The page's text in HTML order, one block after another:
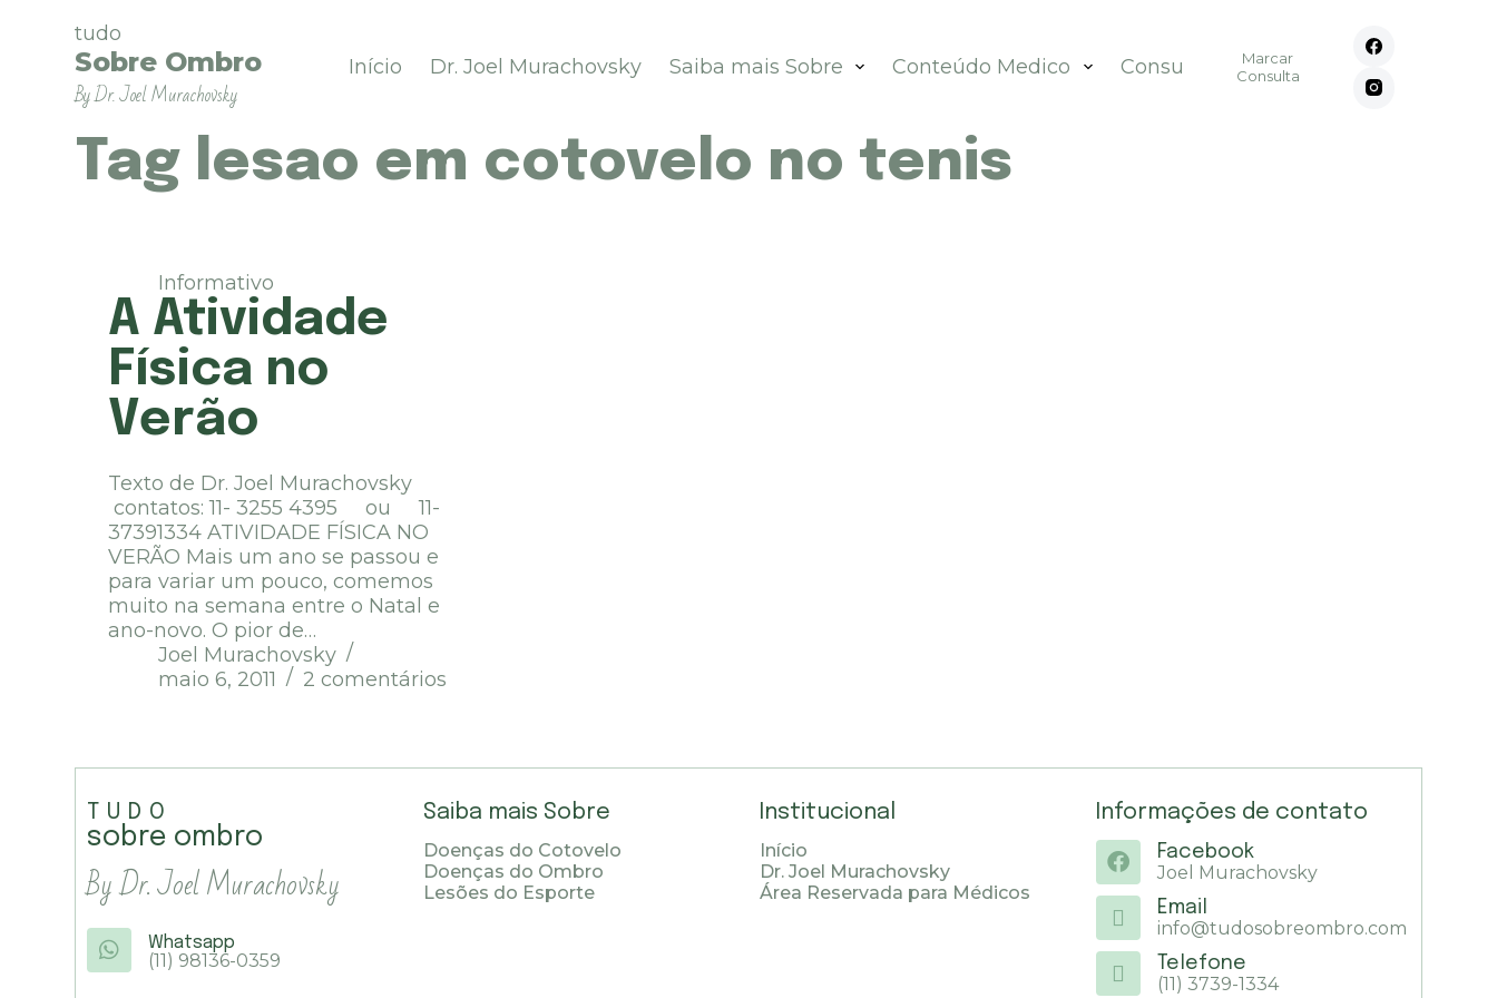
tudo
Sobre Ombro
By Dr. Joel Murachovsky
Início Dr. Joel Murachovsky Saiba mais Sobre Conteúdo Medico Consultórios Contato
Marcar
Consulta
Tag lesao em cotovelo no tenis
Informativo
A Atividade
Física no
Verão
Texto de Dr. Joel Murachovsky
contatos: 11- 3255 4395 ou 11-
37391334 ATIVIDADE FÍSICA NO
VERÃO Mais um ano se passou e
para variar um pouco, comemos
muito na semana entre o Natal e
ano-novo. O pior de…
Joel Murachovsky
maio 6, 2011
2 comentários
TUDO
sobre ombro
By Dr. Joel Murachovsky
Whatsapp
(11) 98136-0359
Saiba mais Sobre
Doenças do Cotovelo
Doenças do Ombro
Lesões do Esporte
Institucional
Início
Dr. Joel Murachovsky
Área Reservada para Médicos
Informações de contato
Facebook
Joel Murachovsky
Email
info@tudosobreombro.com
Telefone
(11) 3739-1334